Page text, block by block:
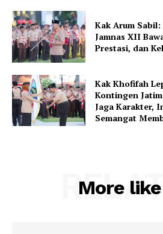
Kak Arum
Jamnas XII
Prestasi, dan
Kak Khofifah
Kontingen
Jaga Karakter,
Semangat
More